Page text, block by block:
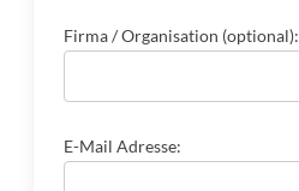
Firma / Organisation (optional):
E-Mail Adresse: